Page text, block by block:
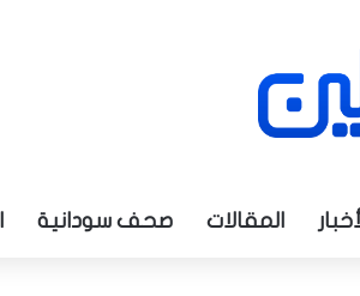
المقالات صحف سودانية